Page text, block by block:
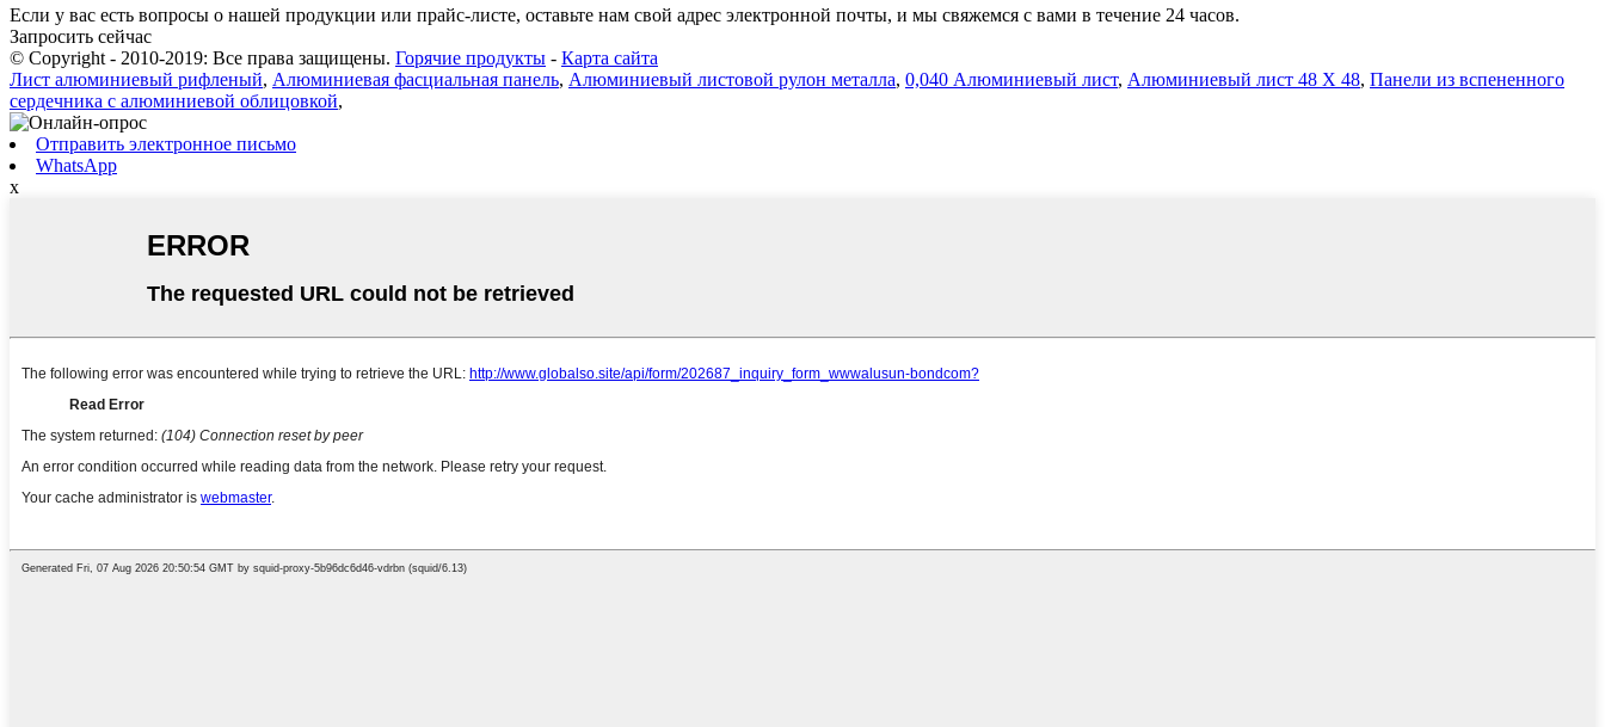
Если у вас есть вопросы о нашей продукции или прайс-листе, оставьте нам свой адрес электронной почты, и мы свяжемся с вами в течение 24 часов.
Запросить сейчас
© Copyright - 2010-2019: Все права защищены. Горячие продукты - Карта сайта
Лист алюминиевый рифленый, Алюминиевая фасциальная панель, Алюминиевый листовой рулон металла, 0,040 Алюминиевый лист, Алюминиевый лист 48 X 48, Панели из вспененного
сердечника с алюминиевой облицовкой,
Отправить электронное письмо
WhatsApp
x